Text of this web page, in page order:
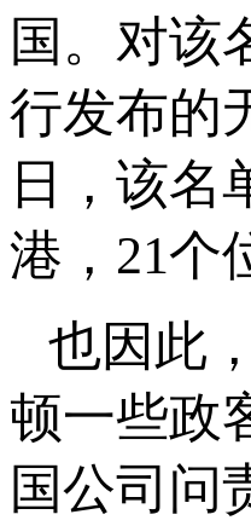
国。对该
行发布的
日，该名
港，21个
也因此
顿一些政
国公司问